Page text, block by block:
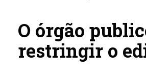
O órgão
restringir o